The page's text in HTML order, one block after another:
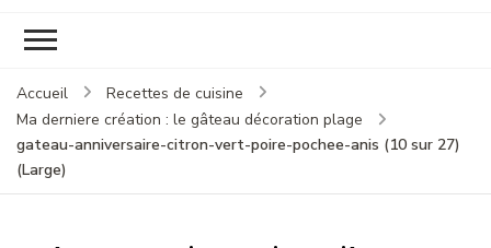
Accueil
Recettes de cuisine
Ma derniere création : le gâteau décoration plage
gateau-anniversaire-citron-vert-poire-pochee-anis (10 sur 27)
(Large)